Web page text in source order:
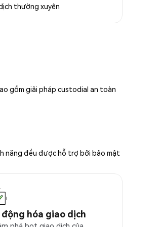
thường xuyên
gồm giải pháp custodial an toàn
năng đều được hỗ trợ bởi bảo mật
động hóa giao dịch